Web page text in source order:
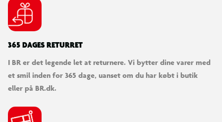
365 DAGES RETURRET
I BR er det legende let at returnere. Vi bytter dine varer med
et smil inden for 365 dage, uanset om du har købt i butik
eller på BR.dk.